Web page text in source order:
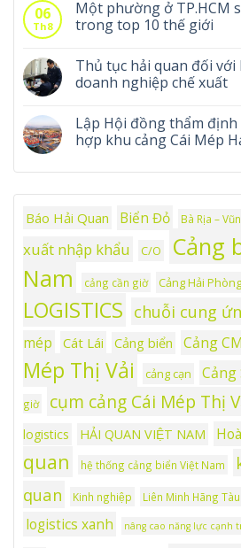
06
Th8
Một phường ở TP.HCM
trong top 10 thế giới
Thủ tục hải quan đối với
doanh nghiệp chế xuất
Lập Hội đồng thẩm
hợp khu cảng Cái Mép
Báo Hải Quan Biển Đỏ Bà Rịa –
xuất nhập khẩu
C/O
Cảng
Nam
cảng cần giờ Cảng Hải Phòng
LOGISTICS chuỗi cung
mép
Cát Lái Cảng biển Cảng
Mép Thị Vải
cảng cạn Cảng
giờ cụm cảng Cái Mép Thị
logistics
HẢI QUAN VIỆT NAM
quan
hệ thống cảng biển Việt Nam
quan
Kinh nghiệp Liên Minh Hãng Tàu
logistics xanh nâng cao năng lực cạnh